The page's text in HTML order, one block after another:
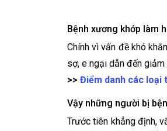
Bệnh xương khớp làm
Chính vì vấn đề khó
sợ, e ngại dẫn đến
>> Điểm danh các loại
Vậy những người bị
Trước tiên khẳng định,